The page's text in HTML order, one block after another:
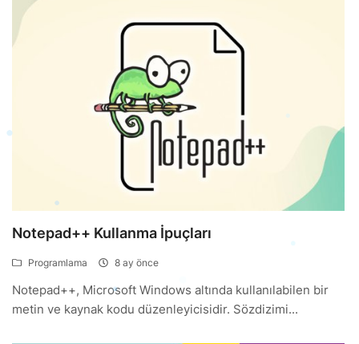
Notepad++ Kullanma İpuçları
Programlama 8 ay önce
Notepad++, Microsoft Windows altında kullanılabilen bir
metin ve kaynak kodu düzenleyicisidir. Sözdizimi...